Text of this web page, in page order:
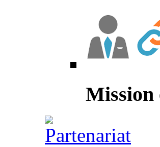
Mission